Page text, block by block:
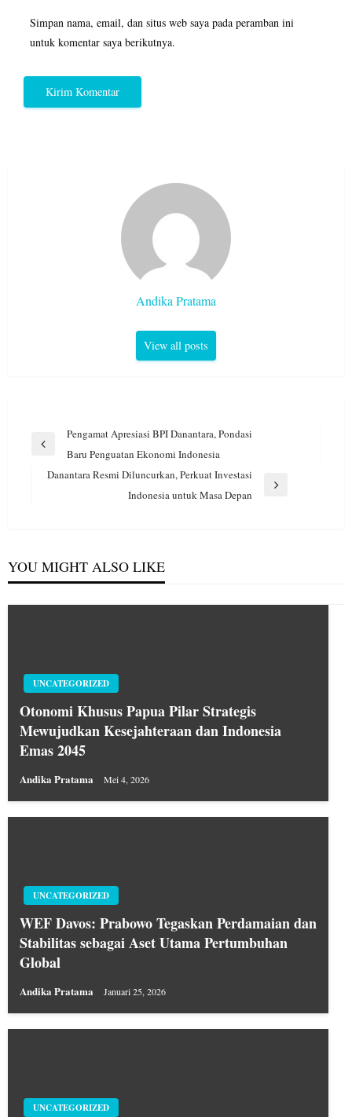
Simpan nama, email, dan situs web saya pada peramban ini
untuk komentar saya berikutnya.
Andika Pratama
View all posts
Navigasi
Previous
Post
Pengamat Apresiasi BPI Danantara, Pondasi
Baru Penguatan Ekonomi Indonesia
Danantara Resmi Diluncurkan, Perkuat Investasi
Indonesia untuk Masa Depan
YOU MIGHT ALSO LIKE
UNCATEGORIZED
Otonomi Khusus Papua Pilar Strategis
Mewujudkan Kesejahteraan dan Indonesia
Emas 2045
Andika Pratama Mei 4, 2026
UNCATEGORIZED
WEF Davos: Prabowo Tegaskan Perdamaian dan
Stabilitas sebagai Aset Utama Pertumbuhan
Global
Andika Pratama Januari 25, 2026
UNCATEGORIZED